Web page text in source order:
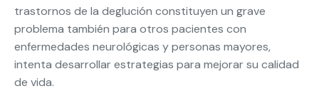
trastornos de la deglución constituyen un grave
problema también para otros pacientes con
enfermedades neurológicas y personas mayores,
intenta desarrollar estrategias para mejorar su calidad
de vida.